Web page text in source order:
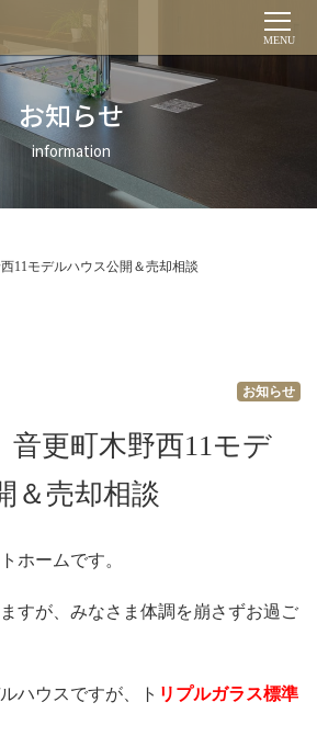
MENU
お知らせ
information
11モデルハウス公開＆売却相談
お知らせ
更町木野西11モデ
＆売却相談
ホームです。
すが、みなさま体調を崩さずお過ご
ハウスですが、ト リプルガラス標準